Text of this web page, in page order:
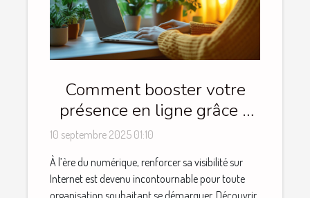
Comment booster votre
présence en ligne grâce à
des stratégies éprouvées ?
10 septembre 2025 01:10
À l’ère du numérique, renforcer sa visibilité sur
Internet est devenu incontournable pour toute
organisation souhaitant se démarquer. Découvrir